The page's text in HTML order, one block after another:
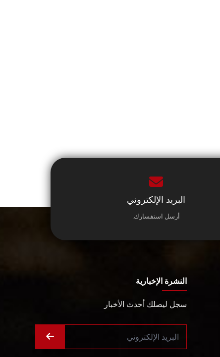
البريد الإلكتروني
أرسل استفسارك.
النشرة الإخبارية
سجل ليصلك أحدث الأخبار